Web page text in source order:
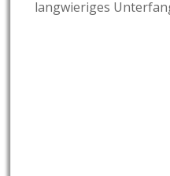
langwieriges